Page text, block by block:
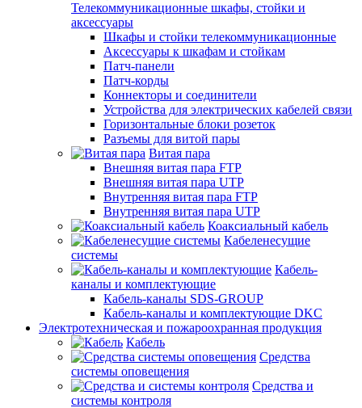
Телекоммуникационные шкафы, стойки и
аксессуары
Шкафы и стойки телекоммуникационные
Аксессуары к шкафам и стойкам
Патч-панели
Патч-корды
Коннекторы и соединители
Устройства для электрических кабелей связи
Горизонтальные блоки розеток
Разъемы для витой пары
Витая пара
Внешняя витая пара FTP
Внешняя витая пара UTP
Внутренняя витая пара FTP
Внутренняя витая пара UTP
Коаксиальный кабель
Кабеленесущие
системы
Кабель-
каналы и комплектующие
Кабель-каналы SDS-GROUP
Кабель-каналы и комплектующие DKC
Электротехническая и пожароохранная продукция
Кабель
Средства
системы оповещения
Средства и
системы контроля